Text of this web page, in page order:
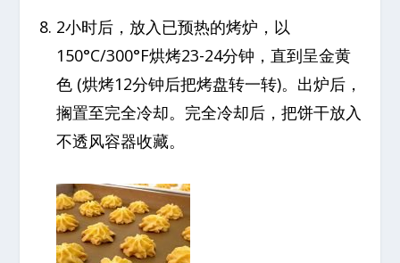
2小时后，放入已预热的烤炉，以
150°C/300°F烘烤23-24分钟，直到呈金黄
色 (烘烤12分钟后把烤盘转一转)。出炉后，
搁置至完全冷却。完全冷却后，把饼干放入
不透风容器收藏。